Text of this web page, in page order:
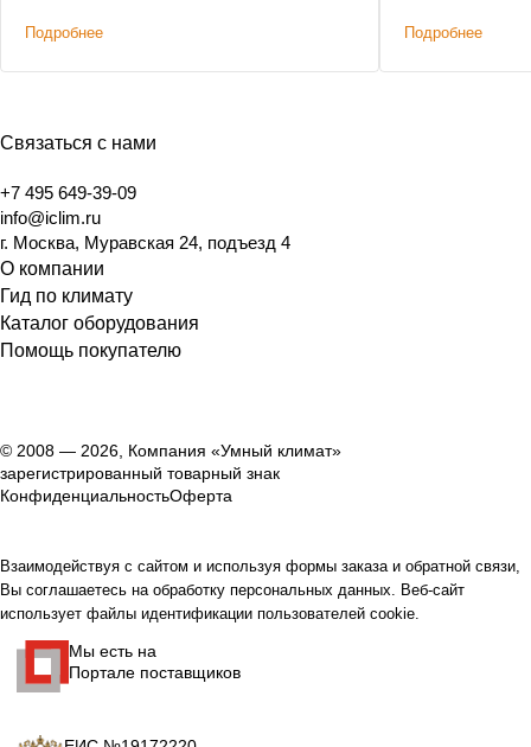
Подробнее Подробнее
Связаться с нами
+7 495 649-39-09
info@iclim.ru
г. Москва, Муравская 24, подъезд 4
О компании
Гид по климату
Каталог оборудования
Помощь покупателю
© 2008 — 2026, Компания «Умный климат»
зарегистрированный товарный знак
КонфиденциальностьОферта
Взаимодействуя с сайтом и используя формы заказа и обратной связи,
Вы соглашаетесь на обработку персональных данных. Веб-сайт
использует файлы идентификации пользователей cookie.
Мы есть на
Портале поставщиков